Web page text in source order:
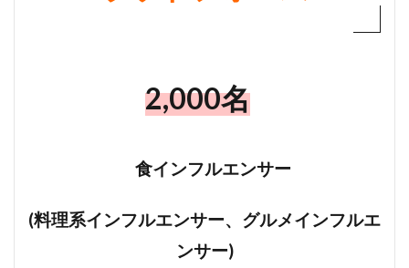
2,000名
食インフルエンサー
(料理系インフルエンサー、グルメインフルエ
ンサー)